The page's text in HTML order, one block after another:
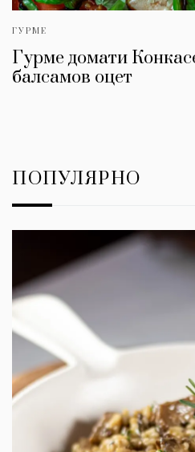
ГУРМЕ
Гурме домати
балсамов оцет
ПОПУЛЯРНО